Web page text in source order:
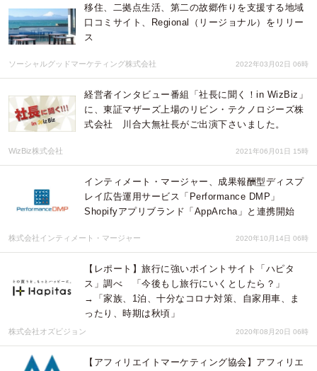
移住、二拠点生活、第二の故郷作りを支援する地域
口コミサイト、Regional（リージョナル）をリリー
ス
ソーシャルグッドマーケティング株式会社 2022年03月02日 06時
経営者インタビュー番組「社長に聞く！in WizBiz」
に、東証マザーズ上場のリビン・テクノロジーズ株
式会社 川合大無社長がご出演下さいました。
WizBiz株式会社 2021年06月01日 15時
インティメート・マージャー、成果報酬型ディスプ
レイ広告運用サービス「Performance DMP」
Shopifyアプリブランド「AppArcha」と連携開始
株式会社インティメート・マージャー 2020年10月14日 06時
【レポート】旅行に強いポイントサイト「ハピタ
ス」調べ 「今後もし旅行にいくとしたら？」
→「家族、1泊、十分なコロナ対策、自家用車、ま
ったり、時期は秋頃」
株式会社オズビジョン 2020年08月20日 06時
【アフィリエイトマーケティング協会】アフィリエ